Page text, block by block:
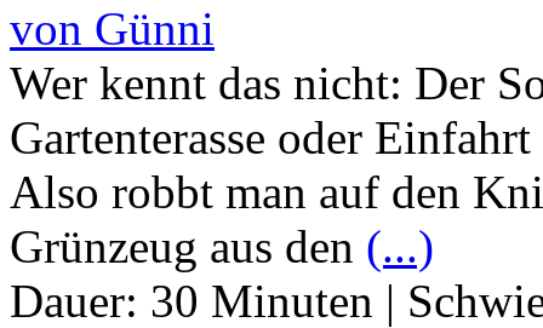
von Günni
Wer kennt das nicht: Der
Gartenterasse oder
Also robbt man auf den
Grünzeug aus den (...)
Dauer: 30 Minuten |